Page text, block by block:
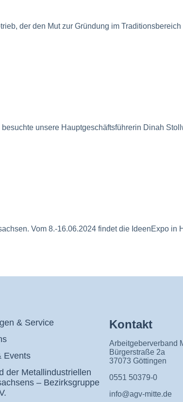
der den Mut zur Gründung im
unsere Hauptgeschäftsführerin Dinah
Vom 8.-16.06.2024 findet die IdeenExpo in
& Service
Events
der Metallindustriellen
– Bezirksgruppe
Kontakt
Arbeitgeberverband
Bürgerstraße 2a
37073 Göttingen
0551 50379-0
info@agv-mitte.de